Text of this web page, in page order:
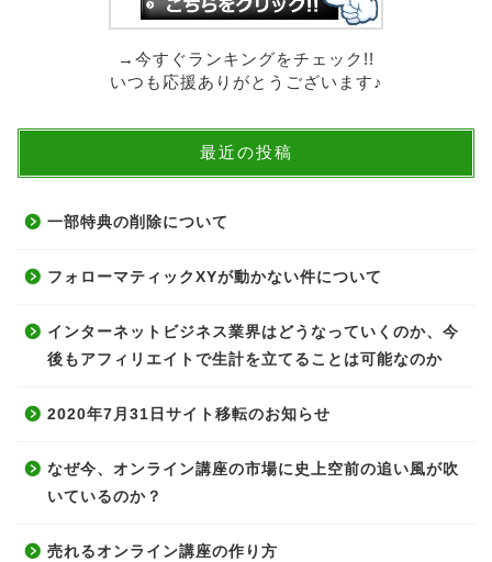
→今すぐランキングをチェック!!
いつも応援ありがとうございます♪
最近の投稿
一部特典の削除について
フォローマティックXYが動かない件について
インターネットビジネス業界はどうなっていくのか、今
後もアフィリエイトで生計を立てることは可能なのか
2020年7月31日サイト移転のお知らせ
なぜ今、オンライン講座の市場に史上空前の追い風が吹
いているのか？
売れるオンライン講座の作り方